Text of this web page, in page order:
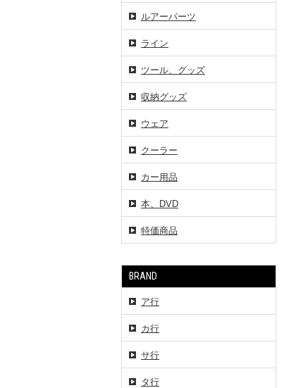
ルアーパーツ
ライン
ツール、グッズ
収納グッズ
ウェア
クーラー
カー用品
本、DVD
特価商品
BRAND
ア行
カ行
サ行
タ行